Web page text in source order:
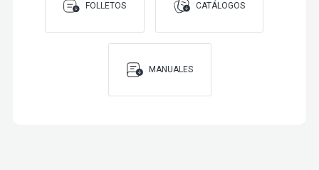
FOLLETOS CATÁLOGOS
MANUALES